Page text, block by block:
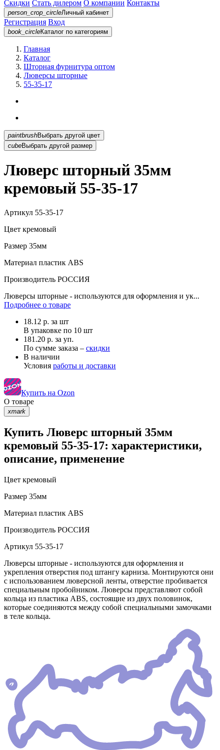
Скидки Стать дилером О компании Контакты
person_crop_circleЛичный кабинет
Регистрация Вход
book_circleКаталог по категориям
Главная
Каталог
Шторная фурнитура оптом
Люверсы шторные
55-35-17
paintbrush
Выбрать другой цвет
cubeВыбрать другой размер
Люверс шторный 35мм
кремовый 55-35-17
Артикул 55-35-17
Цвет кремовый
Размер 35мм
Материал пластик АВS
Производитель РОССИЯ
Люверсы шторные - используются для оформления и ук...
Подробнее о товаре
18.12 р. за шт
В упаковке по 10 шт
181.20 р. за уп.
По сумме заказа – скидки
В наличии
Условия работы и доставки
Купить на Ozon
О товаре
xmark
Купить Люверс шторный 35мм
кремовый 55-35-17: характеристики,
описание, применение
Цвет кремовый
Размер 35мм
Материал пластик АВS
Производитель РОССИЯ
Артикул 55-35-17
Люверсы шторные - используются для оформления и
укрепления отверстия под штангу карниза. Монтируются они
с использованием люверсной ленты, отверстие пробивается
специальным пробойником. Люверсы представляют собой
кольца из пластика АВS, состоящие из двух половинок,
которые соединяются между собой специальными замочками
в теле кольца.